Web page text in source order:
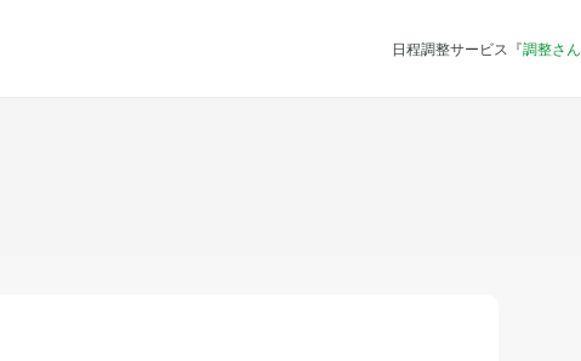
日程調整サービス『調整さん